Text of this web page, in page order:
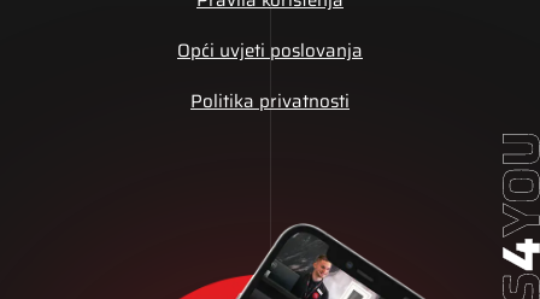
Opći uvjeti poslovanja
Politika privatnosti